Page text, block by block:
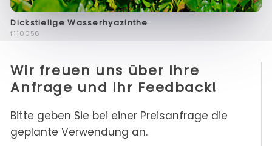
Dickstielige Wasserhyazinthe
f110056
Wir freuen uns über Ihre
Anfrage und Ihr Feedback!
Bitte geben Sie bei einer Preisanfrage die
geplante Verwendung an.